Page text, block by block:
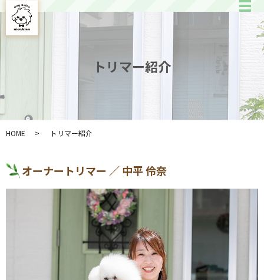
トリマー紹介
HOME トリマー紹介
オーナートリマー ／ 中平 伶奈